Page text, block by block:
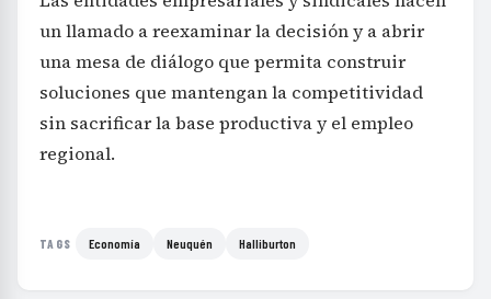
un llamado a reexaminar la decisión y a abrir
una mesa de diálogo que permita construir
soluciones que mantengan la competitividad
sin sacrificar la base productiva y el empleo
regional.
TAGS Economía Neuquén Halliburton